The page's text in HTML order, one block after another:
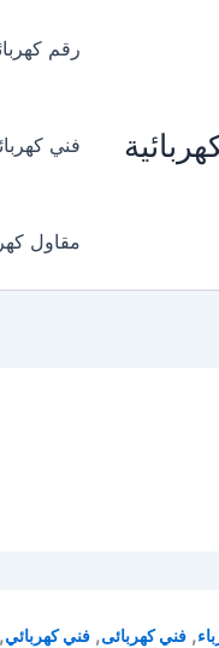
رقم
فني
مقاول
, فني كهربائى, فني كهربائي,